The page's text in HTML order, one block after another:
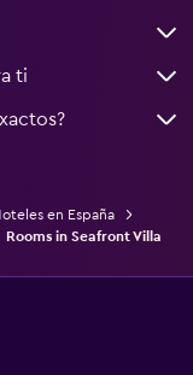
ti
en España
Rooms in Seafront Villa